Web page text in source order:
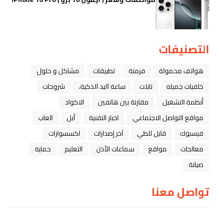
التصنيفات
هواتف محمولة فرمتة تطبيقات
مشاكل و حلول
خلفيات جميله
تابلت ﺳﺎﻋﺔ ﺍﻟﻴﺪ ﺍﻟﺬﻛﻴﺔ،
شروحات
أنظمة التشغيل
مقارنة بين هاتفين
الاكواد
مواقع التواصل الاجتماعي
اخبار التقنية ﺁﺑﻞ
العاب
فيسبوك
قابل للطي آخر إصدارات
اكسسوارات
معالجات
مواقع سماعات الأذن التعليم
حماية
صيانة
تواصل معنا